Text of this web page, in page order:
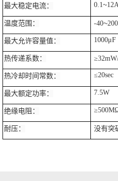
最大稳定电流： 0.1~
温度范围： -40~
最大允许容量值： 1000μF
热传递系数：
热冷却时间常数： ≤20sec
最大额定功率： 7.5W
绝缘电阻：
耐压： 没有突